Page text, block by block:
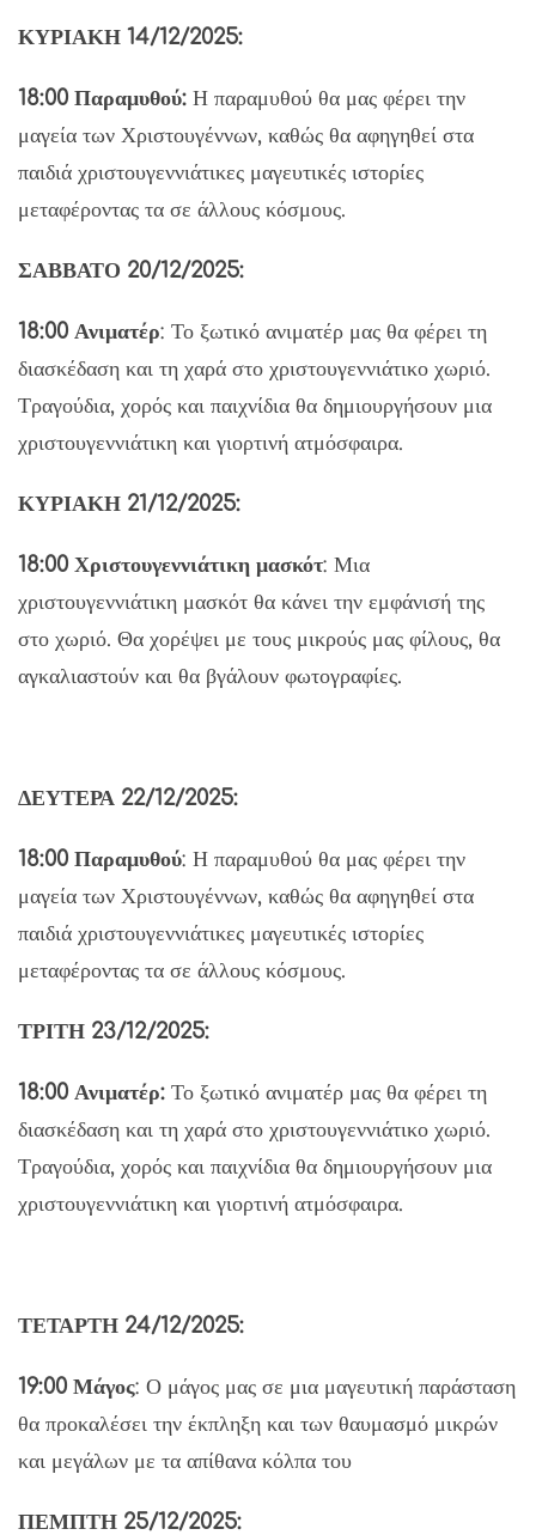
ΚΥΡΙΑΚΗ 14/12/2025:
18:00 Παραμυθού: Η παραμυθού θα μας φέρει την
μαγεία των Χριστουγέννων, καθώς θα αφηγηθεί στα
παιδιά χριστουγεννιάτικες μαγευτικές ιστορίες
μεταφέροντας τα σε άλλους κόσμους.
ΣΑΒΒΑΤΟ 20/12/2025:
18:00 Ανιματέρ: Το ξωτικό ανιματέρ μας θα φέρει τη
διασκέδαση και τη χαρά στο χριστουγεννιάτικο χωριό.
Τραγούδια, χορός και παιχνίδια θα δημιουργήσουν μια
χριστουγεννιάτικη και γιορτινή ατμόσφαιρα.
ΚΥΡΙΑΚΗ 21/12/2025:
18:00 Χριστουγεννιάτικη μασκότ: Μια
χριστουγεννιάτικη μασκότ θα κάνει την εμφάνισή της
στο χωριό. Θα χορέψει με τους μικρούς μας φίλους, θα
αγκαλιαστούν και θα βγάλουν φωτογραφίες.
ΔΕΥΤΕΡΑ 22/12/2025:
18:00 Παραμυθού: Η παραμυθού θα μας φέρει την
μαγεία των Χριστουγέννων, καθώς θα αφηγηθεί στα
παιδιά χριστουγεννιάτικες μαγευτικές ιστορίες
μεταφέροντας τα σε άλλους κόσμους.
ΤΡΙΤΗ 23/12/2025:
18:00 Ανιματέρ: Το ξωτικό ανιματέρ μας θα φέρει τη
διασκέδαση και τη χαρά στο χριστουγεννιάτικο χωριό.
Τραγούδια, χορός και παιχνίδια θα δημιουργήσουν μια
χριστουγεννιάτικη και γιορτινή ατμόσφαιρα.
ΤΕΤΑΡΤΗ 24/12/2025:
19:00 Μάγος: Ο μάγος μας σε μια μαγευτική παράσταση
θα προκαλέσει την έκπληξη και των θαυμασμό μικρών
και μεγάλων με τα απίθανα κόλπα του
ΠΕΜΠΤΗ 25/12/2025: